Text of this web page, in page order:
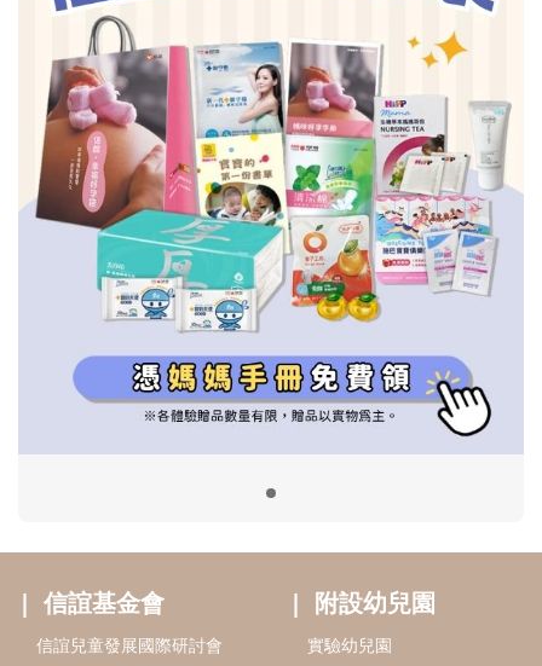
信誼基金會
2022信誼年度報告
2023信誼年度報告
2024信誼年度報告
好孕袋
分齡育兒電子報
附設幼兒園
小袋鼠幼師網